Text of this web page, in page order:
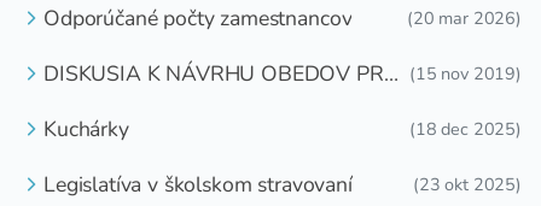
Odporúčané počty zamestnancov (20 mar 2026)
DISKUSIA K NÁVRHU OBEDOV PRE
(15 nov 2019)
Kuchárky (18 dec 2025)
Legislatíva v školskom stravovaní (23 okt 2025)